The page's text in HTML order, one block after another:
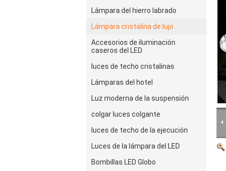
Lámpara del hierro labrado
Lámpara cristalina de lujo
Accesorios de iluminación
caseros del LED
luces de techo cristalinas
Lámparas del hotel
Luz moderna de la suspensión
colgar luces colgante
luces de techo de la ejecución
Luces de la lámpara del LED
Bombillas LED Globo